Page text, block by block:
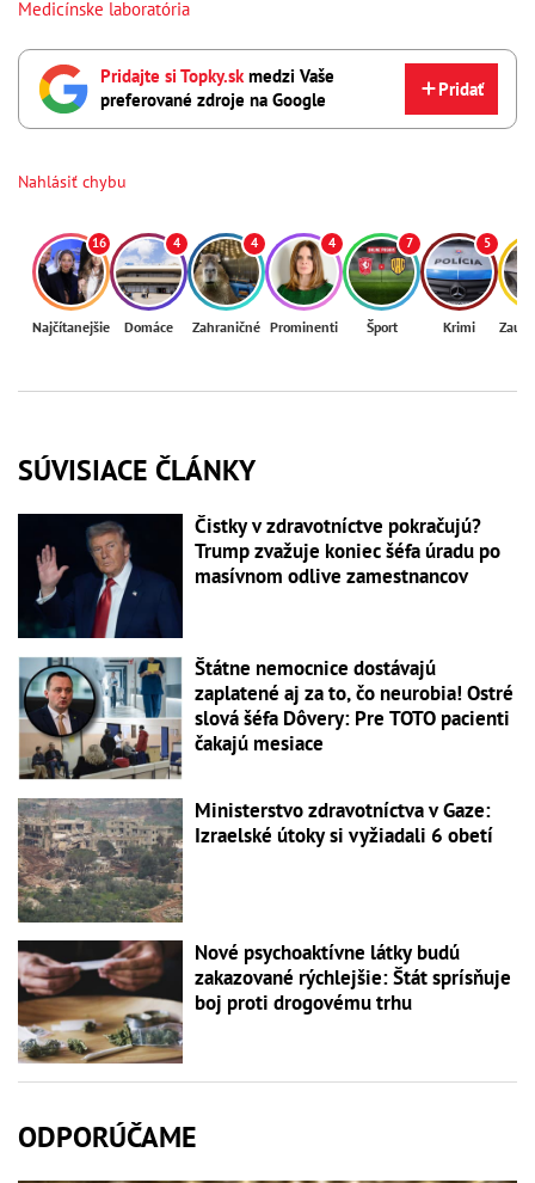
Medicínske laboratória
Pridajte si Topky.skmedzi Vaše
preferované zdroje na Google
Pridať
Nahlásiť chybu
16
Najčítanejšie
4
Domáce
4
Zahraničné
4
Prominenti
7
Šport
5
Krimi
SÚVISIACE ČLÁNKY
Čistky v zdravotníctve pokračujú?
Trump zvažuje koniec šéfa úradu po
masívnom odlive zamestnancov
Štátne nemocnice dostávajú
zaplatené aj za to, čo neurobia! Ostré
slová šéfa Dôvery: Pre TOTO pacienti
čakajú mesiace
Ministerstvo zdravotníctva v Gaze:
Izraelské útoky si vyžiadali 6 obetí
Nové psychoaktívne látky budú
zakazované rýchlejšie: Štát sprísňuje
boj proti drogovému trhu
ODPORÚČAME